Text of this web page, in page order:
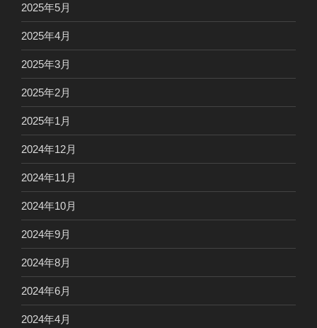
2025年5月
2025年4月
2025年3月
2025年2月
2025年1月
2024年12月
2024年11月
2024年10月
2024年9月
2024年8月
2024年6月
2024年4月